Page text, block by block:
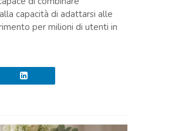
capacità di adattarsi alle
per milioni di utenti in